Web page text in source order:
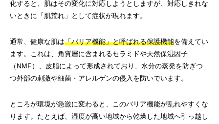
化すると、肌はその変化に対応しようとしますが、対応しきれな
いときに「肌荒れ」として症状が現れます。
通常、健康な肌は「バリア機能」と呼ばれる保護機能を備えてい
ます。これは、角質層に含まれるセラミドや天然保湿因子
（NMF）、皮脂によって形成されており、水分の蒸発を防ぎつ
つ外部の刺激や細菌・アレルゲンの侵入を防いでいます。
ところが環境が急激に変わると、このバリア機能が乱れやすくな
ります。たとえば、湿度が高い地域から乾燥した地域へ引っ越し